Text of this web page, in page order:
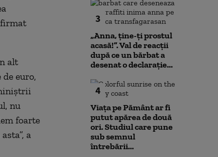
alt
euro,
nu
foarte
a
3
„Anna, ţine-ţi prostul
acasă!”. Val de reacții
după ce un bărbat a
desenat o declarație...
4
Viața pe Pământ ar fi
putut apărea de două
ori. Studiul care pune
sub semnul
întrebării...